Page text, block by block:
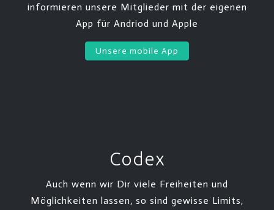
informieren unsere Mitglieder mit der eigenen
App für Andriod und Apple
Unsere mobile App
Codex
Auch wenn wir Dir viele Freiheiten und
Möglichkeiten lassen, so sind gewisse Limits,